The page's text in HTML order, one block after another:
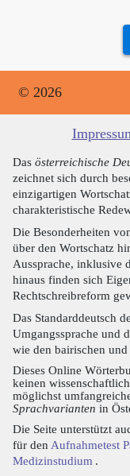
© 2026
Das österreichische
zeichnet sich durch
einzigartigen
charakteristische
Die Besonderheiten
über den Wortschatz
Aussprache, inklusive
hinaus finden sich
Rechtschreibreform
Das Standarddeutsch
Umgangssprache und
wie den bairischen
Dieses Online
keinen
möglichst
Sprachvarianten in
Die Seite unterstützt
für den Aufnahmetest
Medizinstudium .